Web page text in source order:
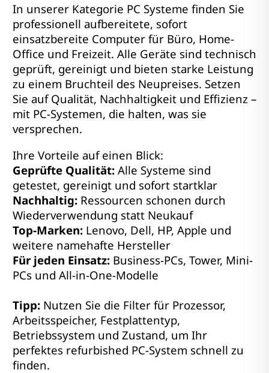
In unserer Kategorie PC Systeme finden Sie
professionell aufbereitete, sofort
einsatzbereite Computer für Büro, Home-
Office und Freizeit. Alle Geräte sind technisch
geprüft, gereinigt und bieten starke Leistung
zu einem Bruchteil des Neupreises. Setzen
Sie auf Qualität, Nachhaltigkeit und Effizienz –
mit PC-Systemen, die halten, was sie
versprechen.
Ihre Vorteile auf einen Blick:
Geprüfte Qualität: Alle Systeme sind
getestet, gereinigt und sofort startklar
Nachhaltig: Ressourcen schonen durch
Wiederverwendung statt Neukauf
Top-Marken: Lenovo, Dell, HP, Apple und
weitere namehafte Hersteller
Für jeden Einsatz: Business-PCs, Tower, Mini-
PCs und All-in-One-Modelle
Tipp: Nutzen Sie die Filter für Prozessor,
Arbeitsspeicher, Festplattentyp,
Betriebssystem und Zustand, um Ihr
perfektes refurbished PC-System schnell zu
finden.